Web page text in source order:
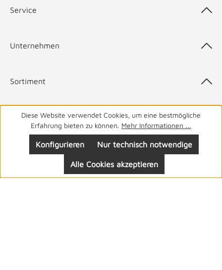
Service
Unternehmen
Sortiment
Top-Marken
Haben Sie Fragen? Wir helfen Ihnen gerne.05141 9940
von 8-19 Uhr
Diese Website verwendet Cookies, um eine bestmögliche
Erfahrung bieten zu können. Mehr Informationen ...
Nur technisch notwendige
Konfigurieren
Alle Cookies akzeptieren